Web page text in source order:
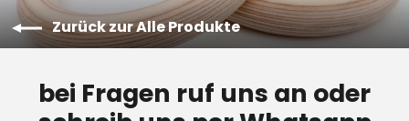
Zurück zur Alle Produkte
bei Fragen ruf uns an oder